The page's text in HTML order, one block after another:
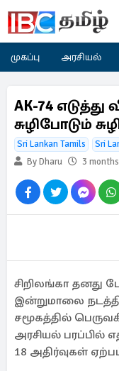
முகப்பு அரசியல்
AK-74
சுழிபோடும்
Sri Lankan Tamils
Sri
By Dharu
3
சிறிலங்கா தனது
இன்றுமாலை
சமூகத்தில்
அரசியல் பரப்பில்
18 அதிர்வுகள்